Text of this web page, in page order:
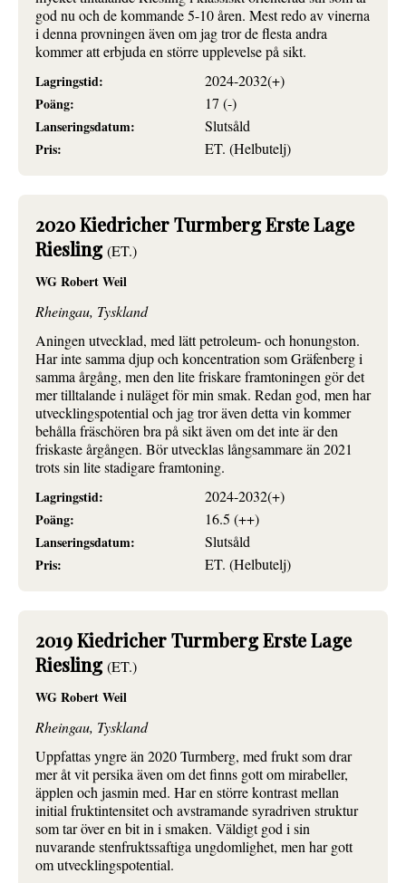
god nu och de kommande 5-10 åren. Mest redo av vinerna
i denna provningen även om jag tror de flesta andra
kommer att erbjuda en större upplevelse på sikt.
Lagringstid:
2024-2032(+)
Poäng:
17 (-)
Lanseringsdatum:
Slutsåld
Pris:
ET. (Helbutelj)
2020 Kiedricher Turmberg Erste Lage
Riesling (ET.)
WG Robert Weil
Rheingau, Tyskland
Aningen utvecklad, med lätt petroleum- och honungston.
Har inte samma djup och koncentration som Gräfenberg i
samma årgång, men den lite friskare framtoningen gör det
mer tilltalande i nuläget för min smak. Redan god, men har
utvecklingspotential och jag tror även detta vin kommer
behålla fräschören bra på sikt även om det inte är den
friskaste årgången. Bör utvecklas långsammare än 2021
trots sin lite stadigare framtoning.
Lagringstid:
2024-2032(+)
Poäng:
16.5 (++)
Lanseringsdatum:
Slutsåld
Pris:
ET. (Helbutelj)
2019 Kiedricher Turmberg Erste Lage
Riesling (ET.)
WG Robert Weil
Rheingau, Tyskland
Uppfattas yngre än 2020 Turmberg, med frukt som drar
mer åt vit persika även om det finns gott om mirabeller,
äpplen och jasmin med. Har en större kontrast mellan
initial fruktintensitet och avstramande syradriven struktur
som tar över en bit in i smaken. Väldigt god i sin
nuvarande stenfruktssaftiga ungdomlighet, men har gott
om utvecklingspotential.